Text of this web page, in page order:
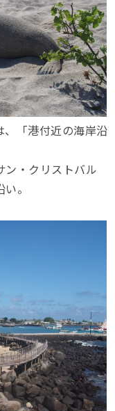
「港付近の海岸沿
ン・クリストバル
。